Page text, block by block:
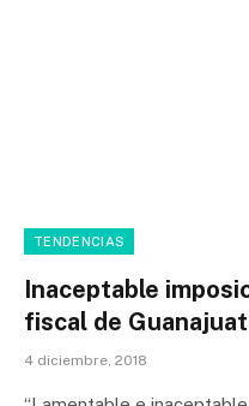
TENDENCIAS
Inaceptable
fiscal de
4 diciembre, 2018